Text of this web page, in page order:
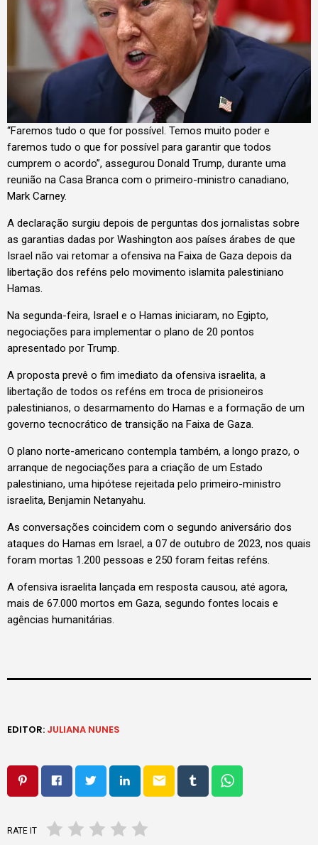
“Faremos tudo o que for possível. Temos muito poder e
faremos tudo o que for possível para garantir que todos
cumprem o acordo”, assegurou Donald Trump, durante uma
reunião na Casa Branca com o primeiro-ministro canadiano,
Mark Carney.
A declaração surgiu depois de perguntas dos jornalistas sobre
as garantias dadas por Washington aos países árabes de que
Israel não vai retomar a ofensiva na Faixa de Gaza depois da
libertação dos reféns pelo movimento islamita palestiniano
Hamas.
Na segunda-feira, Israel e o Hamas iniciaram, no Egipto,
negociações para implementar o plano de 20 pontos
apresentado por Trump.
A proposta prevê o fim imediato da ofensiva israelita, a
libertação de todos os reféns em troca de prisioneiros
palestinianos, o desarmamento do Hamas e a formação de um
governo tecnocrático de transição na Faixa de Gaza.
O plano norte-americano contempla também, a longo prazo, o
arranque de negociações para a criação de um Estado
palestiniano, uma hipótese rejeitada pelo primeiro-ministro
israelita, Benjamin Netanyahu.
As conversações coincidem com o segundo aniversário dos
ataques do Hamas em Israel, a 07 de outubro de 2023, nos quais
foram mortas 1.200 pessoas e 250 foram feitas reféns.
A ofensiva israelita lançada em resposta causou, até agora,
mais de 67.000 mortos em Gaza, segundo fontes locais e
agências humanitárias.
EDITOR: JULIANA NUNES
email
RATE IT